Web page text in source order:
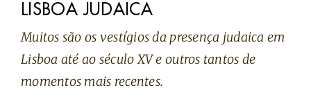
LISBOA JUDAICA
Muitos são os vestígios da presença judaica em
Lisboa até ao século XV e outros tantos de
momentos mais recentes.